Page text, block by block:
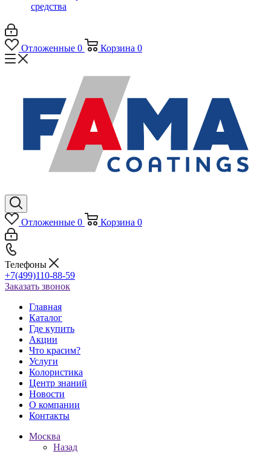
средства
Отложенные 0 Корзина 0
Отложенные 0 Корзина 0
Телефоны
+7(499)110-88-59
Заказать звонок
Главная
Каталог
Где купить
Акции
Что красим?
Услуги
Колористика
Центр знаний
Новости
О компании
Контакты
Москва
Назад